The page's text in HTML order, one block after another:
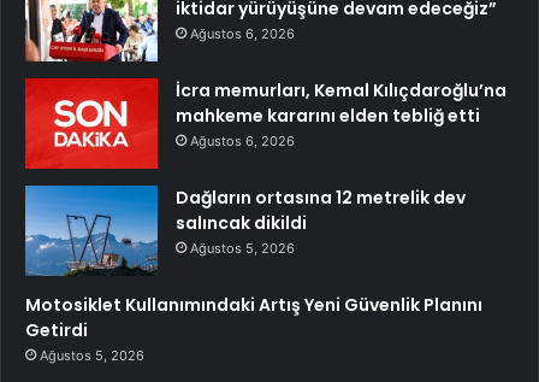
iktidar yürüyüşüne devam edeceğiz”
Ağustos 6, 2026
İcra memurları, Kemal Kılıçdaroğlu’na
mahkeme kararını elden tebliğ etti
Ağustos 6, 2026
Dağların ortasına 12 metrelik dev
salıncak dikildi
Ağustos 5, 2026
Motosiklet Kullanımındaki Artış Yeni Güvenlik Planını
Getirdi
Ağustos 5, 2026